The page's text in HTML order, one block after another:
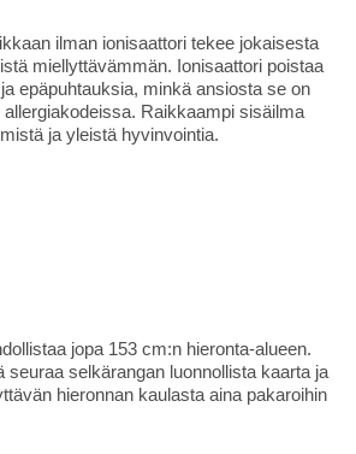
ilman ionisaattori tekee jokaisesta
miellyttävämmän. Ionisaattori poistaa
epäpuhtauksia, minkä ansiosta se on
Raikkaampi sisäilma
ja yleistä hyvinvointia.
jopa 153 cm:n hieronta-alueen.
seuraa selkärangan luonnollista kaarta ja
hieronnan kaulasta aina pakaroihin